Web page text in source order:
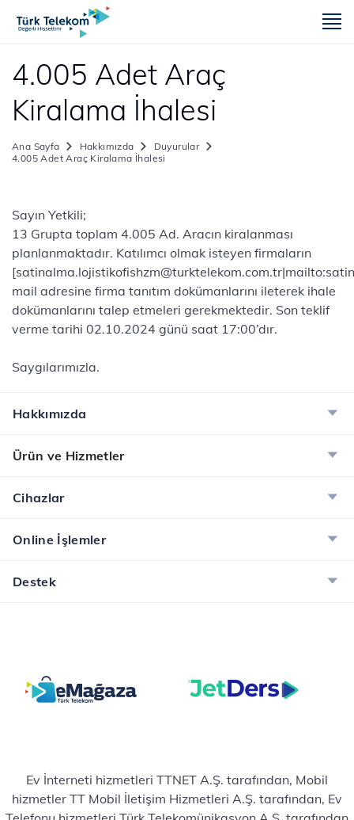
4.005 Adet Araç
Kiralama İhalesi
Ana Sayfa Hakkımızda
Duyurular
4.005 Adet Araç Kiralama İhalesi
Sayın Yetkili;
13 Grupta toplam 4.005 Ad. Aracın kiralanması
planlanmaktadır. Katılımcı olmak isteyen firmaların
mail adresine firma tanıtım dokümanlarını ileterek ihale
dokümanlarını talep etmeleri gerekmektedir. Son teklif
verme tarihi 02.10.2024 günü saat 17:00’dır.​
Saygılarımızla. ​
Hakkımızda
Ürün ve Hizmetler
Cihazlar
Online İşlemler
Destek
Ev İnterneti hizmetleri TTNET A.Ş. tarafından, Mobil
hizmetler TT Mobil İletişim Hizmetleri A.Ş. tarafından, Ev